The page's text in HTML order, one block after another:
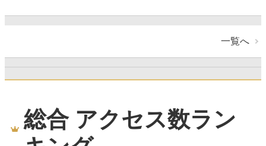
一覧へ
総合 アクセス数ラン